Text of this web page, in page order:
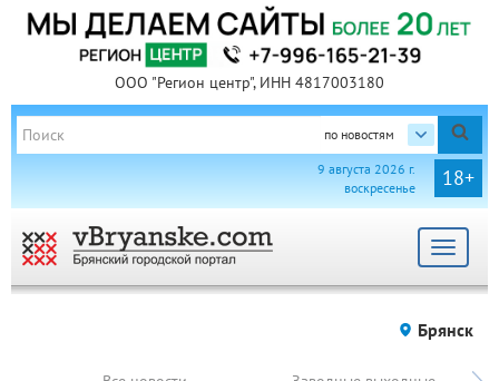
ООО "Регион центр", ИНН 4817003180
по новостям
18+
9 августа 2026 г.
воскресенье
Toggle
Брянск